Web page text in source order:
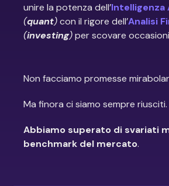
unire la potenza dell’Intelligenza
(quant)con il rigore dell’Analisi
(investing)per scovare
Non facciamo promesse
Ma finora ci siamo sempre riusciti.
Abbiamo superato di svariati
benchmark del mercato.